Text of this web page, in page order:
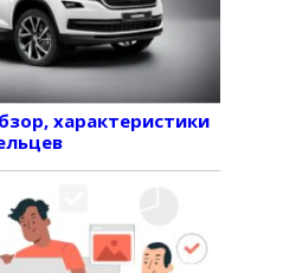
характеристики